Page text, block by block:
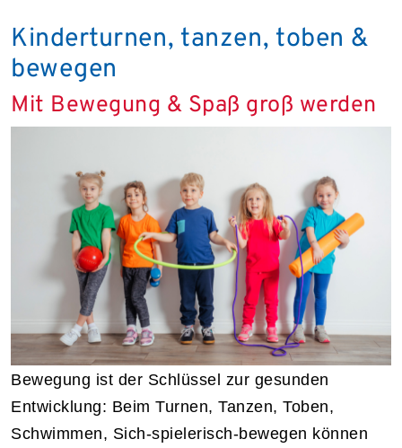
Kinderturnen, tanzen, toben &
bewegen
Mit Bewegung & Spaß groß werden
Bewegung ist der Schlüssel zur gesunden
Entwicklung: Beim Turnen, Tanzen, Toben,
Schwimmen, Sich-spielerisch-bewegen können